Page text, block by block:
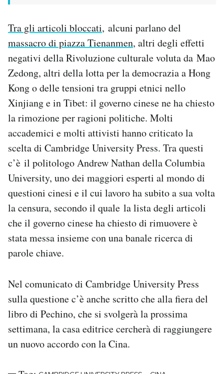
Tra gli articoli bloccati, alcuni parlano del
massacro di piazza Tienanmen, altri degli effetti
negativi della Rivoluzione culturale voluta da Mao
Zedong, altri della lotta per la democrazia a Hong
Kong o delle tensioni tra gruppi etnici nello
Xinjiang e in Tibet: il governo cinese ne ha chiesto
la rimozione per ragioni politiche. Molti
accademici e molti attivisti hanno criticato la
scelta di Cambridge University Press. Tra questi
c’è il politologo Andrew Nathan della Columbia
University, uno dei maggiori esperti al mondo di
questioni cinesi e il cui lavoro ha subito a sua volta
la censura, secondo il quale la lista degli articoli
che il governo cinese ha chiesto di rimuovere è
stata messa insieme con una banale ricerca di
parole chiave.
Nel comunicato di Cambridge University Press
sulla questione c’è anche scritto che alla fiera del
libro di Pechino, che si svolgerà la prossima
settimana, la casa editrice cercherà di raggiungere
un nuovo accordo con la Cina.